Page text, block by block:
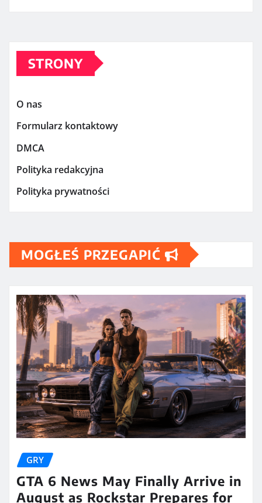
STRONY
O nas
Formularz kontaktowy
DMCA
Polityka redakcyjna
Polityka prywatności
MOGŁEŚ PRZEGAPIĆ
GRY
GTA 6 News May Finally Arrive in
August as Rockstar Prepares for